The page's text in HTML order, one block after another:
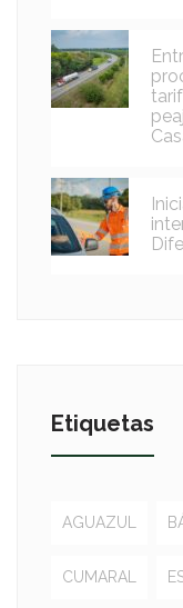
Etiquetas
AGUAZUL
CUMARAL